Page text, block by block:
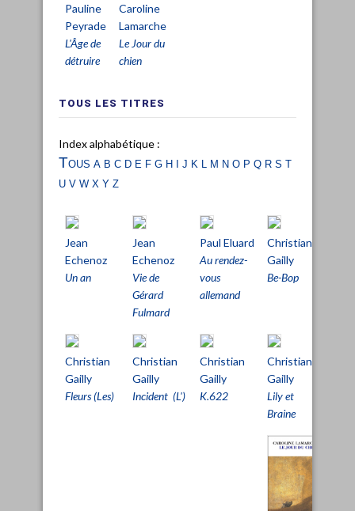
Pauline
Peyrade
L'Âge de
détruire
Caroline
Lamarche
Le Jour du
chien
TOUS LES TITRES
Index alphabétique :
Tous a b c d e fg h i j k l m no p q rs t
uvwx yz
Jean
Echenoz
Un an
Jean
Echenoz
Vie de
Gérard
Fulmard
Paul Eluard
Au rendez-
vous
allemand
Christian
Gailly
Be-Bop
Christian
Gailly
Fleurs (Les)
Christian
Gailly
Incident (L')
Christian
Gailly
K.622
Christian
Gailly
Lily et
Braine